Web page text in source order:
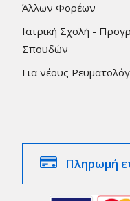
Άλλων Φορέων
Ιατρική Σχολή -
Σπουδών
Για νέους
Πληρωμή